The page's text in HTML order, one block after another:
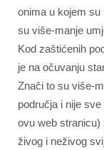
onima u kojem su
su više-manje
Kod zaštićenih
je na očuvanju
Znači to su više-
područja i nije
ovu web stranicu)
živog i neživog